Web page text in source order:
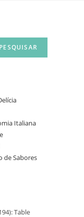
PESQUISAR
Italiana
de Sabores
Table